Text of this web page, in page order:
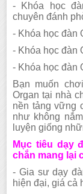
- Khóa học
chuyên đánh
- Khóa học đàn
- Khóa học đàn
- Khóa học đàn
Bạn muốn
Organ tại nhà
nền tảng vững
như không
luyện giống
Mục tiêu dạy
chắn mang lại
- Gia sư dạy
hiện đại, giá cả